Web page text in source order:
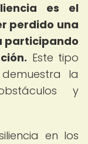
es el
perdido una
participando
Este tipo
la
y
en los